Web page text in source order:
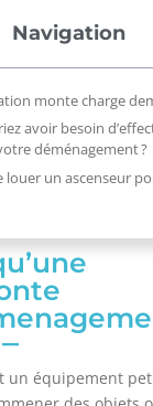
Navigation
monte charge
avoir besoin
déménagement ?
louer un ascenseur
e
un équipement